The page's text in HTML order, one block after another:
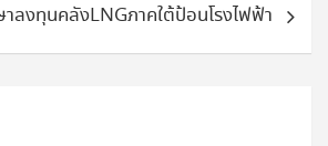
ลงทุนคลังLNGภาคใต้ป้อนโรงไฟฟ้า